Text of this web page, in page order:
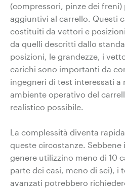
(compressori, pinze dei
aggiuntivi al carrello. Questi
costituiti da vettori e
da quelli descritti dallo
posizioni, le grandezze, i
carichi sono importanti da
ingegneri di test interessati a
ambiente operativo del
realistico possibile.
La complessità diventa
queste circostanze.
genere utilizzino meno di 10
parte dei casi, meno di sei), i
avanzati potrebbero